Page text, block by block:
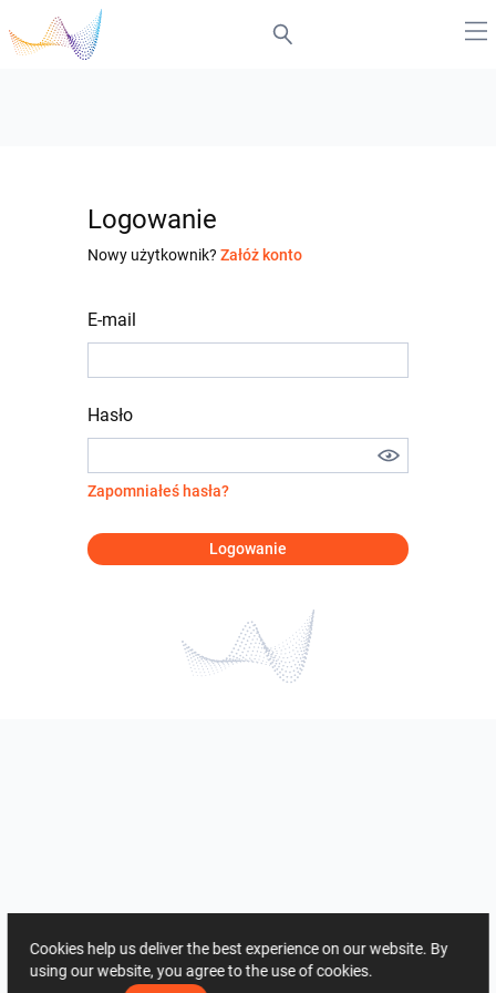
Logowanie
Nowy użytkownik? Załóż konto
E-mail
Hasło
Zapomniałeś hasła?
Logowanie
Cookies help us deliver the best experience on our website. By
using our website, you agree to the use of cookies.